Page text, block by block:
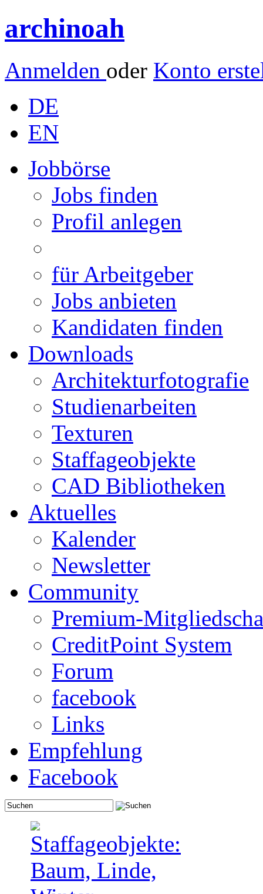
archinoah
Anmelden oder Konto
DE
EN
Jobbörse
Jobs finden
Profil anlegen
für Arbeitgeber
Jobs anbieten
Kandidaten finden
Downloads
Architekturfotografie
Studienarbeiten
Texturen
Staffageobjekte
CAD Bibliotheken
Aktuelles
Kalender
Newsletter
Community
Premium-
CreditPoint System
Forum
facebook
Links
Empfehlung
Facebook